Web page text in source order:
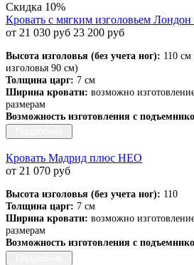
Скидка 10%
Кровать с мягким изголовьем Лондон
от 21 030 руб 23 200 руб
Высота изголовья (без учета ног): 110
изголовья 90 см)
Толщина царг: 7 см
Ширина кровати: возможно
размерам
Возможность изготовления с
Кровать Мадрид плюс НЕО
от 21 070 руб
Высота изголовья (без учета ног): 110
Толщина царг: 7 см
Ширина кровати: возможно
размерам
Возможность изготовления с